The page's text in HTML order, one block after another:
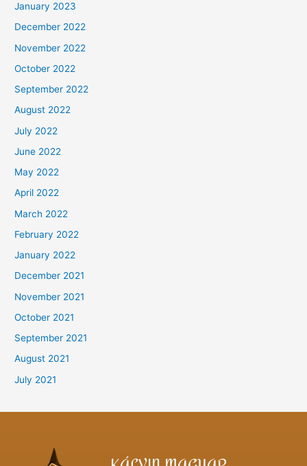
January 2023
December 2022
November 2022
October 2022
September 2022
August 2022
July 2022
June 2022
May 2022
April 2022
March 2022
February 2022
January 2022
December 2021
November 2021
October 2021
September 2021
August 2021
July 2021